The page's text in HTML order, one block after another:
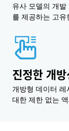
유사 모델의 개
를 제공하는 고
진정한 개방
개방형 데이터 레
대한 제한 없는